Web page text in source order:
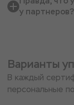
у партнеров?
Варианты
В каждый
персональные